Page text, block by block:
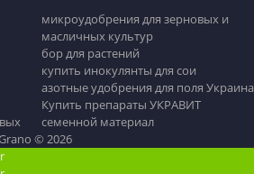
микроудобрения для зерновых и
масличных культур
бор для растений
купить инокулянты для сои
азотные удобрения для поля Украина
Купить препараты УКРАВИТ
семенной материал
© 2026